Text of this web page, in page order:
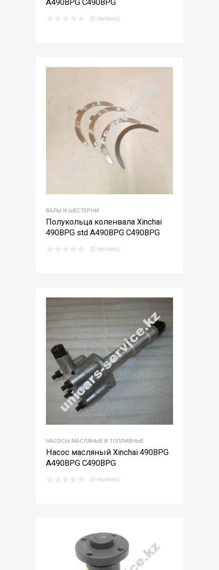
A490BPG C490BPG
(0 reviews)
ВАЛЫ И ШЕСТЕРНИ
Полукольца коленвала Xinchai
490BPG std A490BPG C490BPG
(0 reviews)
НАСОСЫ МАСЛЯНЫЕ И ТОПЛИВНЫЕ
Насос масляный Xinchai 490BPG
A490BPG C490BPG
(0 reviews)